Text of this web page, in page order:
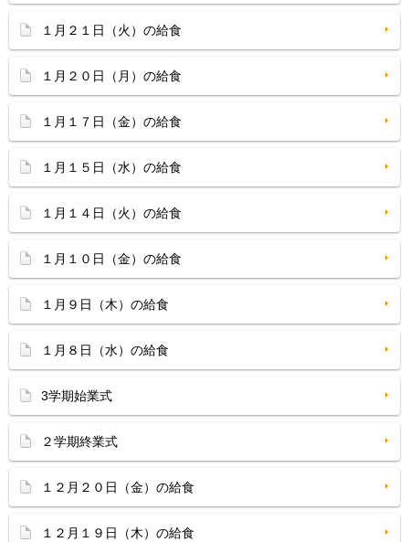
１月２１日（火）の給食
１月２０日（月）の給食
１月１７日（金）の給食
１月１５日（水）の給食
１月１４日（火）の給食
１月１０日（金）の給食
１月９日（木）の給食
１月８日（水）の給食
3学期始業式
２学期終業式
１２月２０日（金）の給食
１２月１９日（木）の給食